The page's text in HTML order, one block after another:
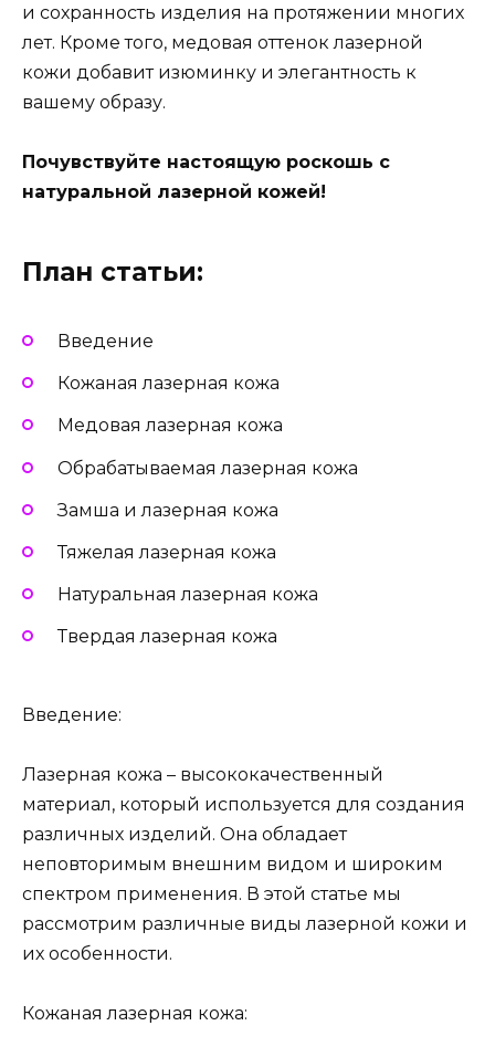
и сохранность изделия на протяжении многих
лет. Кроме того, медовая оттенок лазерной
кожи добавит изюминку и элегантность к
вашему образу.
Почувствуйте настоящую роскошь с
натуральной лазерной кожей!
План статьи:
Введение
Кожаная лазерная кожа
Медовая лазерная кожа
Обрабатываемая лазерная кожа
Замша и лазерная кожа
Тяжелая лазерная кожа
Натуральная лазерная кожа
Твердая лазерная кожа
Введение:
Лазерная кожа – высококачественный
материал, который используется для создания
различных изделий. Она обладает
неповторимым внешним видом и широким
спектром применения. В этой статье мы
рассмотрим различные виды лазерной кожи и
их особенности.
Кожаная лазерная кожа: